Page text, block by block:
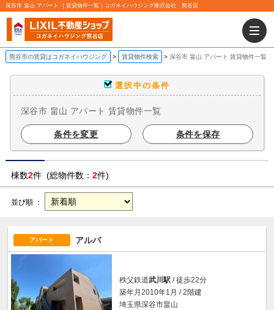
深谷市 畠山 アパート ｜賃貸物件一覧｜コガネイハウジング株式会社 熊谷店
熊谷市の賃貸はコガネイハウジング 賃貸物件検索 深谷市 畠山 アパート 賃貸物件一覧
選択中の条件
深谷市 畠山 アパート 賃貸物件一覧
条件を変更 条件を保存
棟数2件 (総物件数： 2件)
並び順 ：
アパート アルバ
秩父鉄道武川駅 / 徒歩22分
築年月2010年1月 / 2階建
埼玉県深谷市畠山